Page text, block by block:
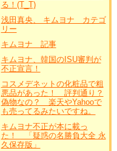
る！(T_T)
浅田真央、 キムヨナ カテゴ
リー
キムヨナ 記事
キムヨナ、韓国のISU審判が
不正宣言！
コスメデネットの化粧品で粗
悪品があった！ 評判通り？
偽物なの？ 楽天やYahooで
も売ってるみたいですね。
キムヨナ不正が本に載っ
た！ 「疑惑の名勝負大全 永
久保存版」